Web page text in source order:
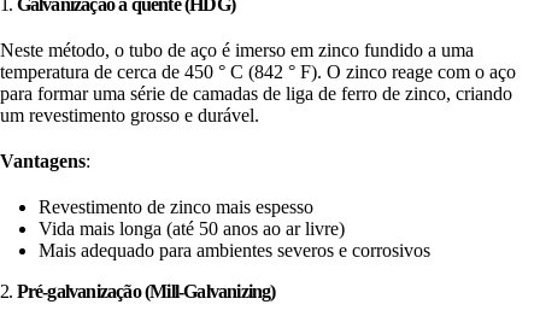
1. Galvanização a quente (HDG)
Neste método, o tubo de aço é imerso em zinco fundido a uma
temperatura de cerca de 450 ° C (842 ° F). O zinco reage com o aço
para formar uma série de camadas de liga de ferro de zinco, criando
um revestimento grosso e durável.
Vantagens:
Revestimento de zinco mais espesso
Vida mais longa (até 50 anos ao ar livre)
Mais adequado para ambientes severos e corrosivos
2. Pré-galvanização (Mill-Galvanizing)